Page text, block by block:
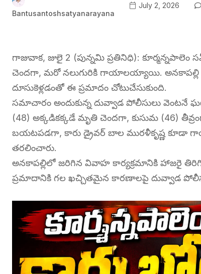
Bantusantoshsatyanarayana
July 2, 2026
గాజువాక, జులై 2 (పున్నమి ప్రతినిధి):
చెందగా, మరో నలుగురికి గాయాలయ్యాయి. అనకాపల్లి
దూసుకెళ్లడంతో ఈ ప్రమాదం చోటుచేసుకుంది.
సమాచారం అందుకున్న దువ్వాడ పోలీసులు వెంటనే
(48) అక్కడికక్కడే మృతి చెందగా, కుసుమ (46)
బయటపడగా, కారు డ్రైవర్ బాల మురళీకృష్ణ కూడా
తరలించారు.
అనకాపల్లిలో జరిగిన వివాహ కార్యక్రమానికి హాజరై
ప్రమాదానికి గల ఖచ్చితమైన కారణాలపై దువ్వాడ